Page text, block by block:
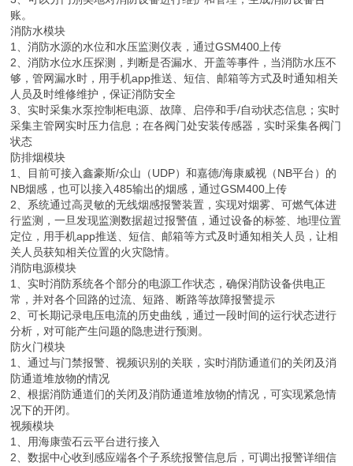
账。
消防水模块
1、消防水源的水位和水压监测仪表，通过GSM400上传
2、消防水位水压探测，判断是否漏水、开盖等事件，当消防水压不
够，管网漏水时，用手机app推送、短信、邮箱等方式及时通知相关
人员及时维修维护，保证消防安全
3、实时采集水泵控制柜电源、故障、启停和手/自动状态信息；实时
采集主管网实时压力信息；在各阀门处安装传感器，实时采集各阀门
状态
防排烟模块
1、目前可接入鑫豪斯/众山（UDP）和嘉德/海康威视（NB平台）的
NB烟感，也可以接入485输出的烟感，通过GSM400上传
2、系统通过高灵敏的无线烟感报警装置，实现对烟雾、可燃气体进
行监测，一旦发现监测数据超过报警值，通过设备的标签、地理位置
定位，用手机app推送、短信、邮箱等方式及时通知相关人员，让相
关人员获知相关位置的火灾隐情。
消防电源模块
1、实时消防系统各个部分的电源工作状态，确保消防设备供电正
常，并对各个回路的过流、短路、断路等故障报警提示
2、可长期记录电压电流的历史曲线，通过一段时间的运行状态进行
分析，对可能产生问题的隐患进行预测。
防火门模块
1、通过与门禁报警、视频识别的关联，实时消防通道们的关闭及消
防通道堆放物的情况
2、根据消防通道们的关闭及消防通道堆放物的情况，可实现紧急情
况下的开闭。
视频模块
1、用海康萤石云平台进行接入
2、数据中心收到感应端各个子系统报警信息后，可调出报警详细信